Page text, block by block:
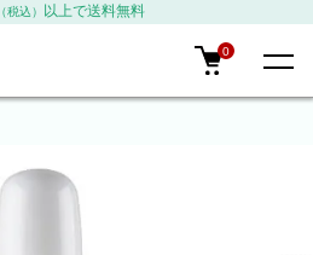
（税込） 以上で送料無料
0